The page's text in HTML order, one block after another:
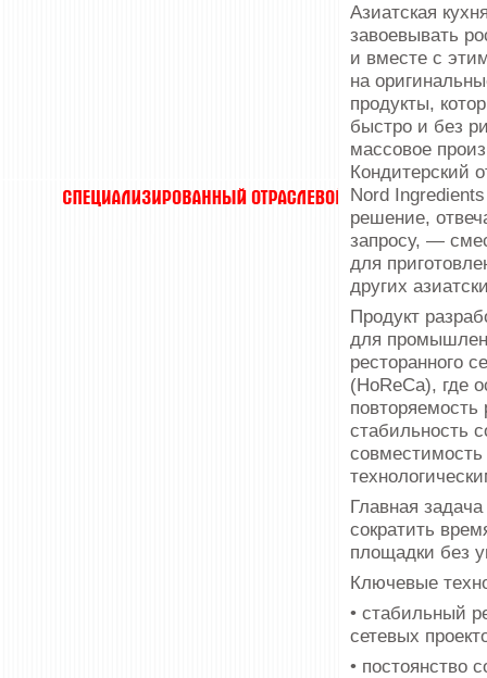
Азиатская
завоевывать
и вместе с
на
продукты,
быстро и без
массовое
Кондитерский
Nord
решение,
запросу, —
для
других
Продукт
для
ресторанного
(HoReCa), где
повторяемость
стабильность
Главная
сократить
площадки без
Ключевые
• стабильный
сетевых
• постоянство